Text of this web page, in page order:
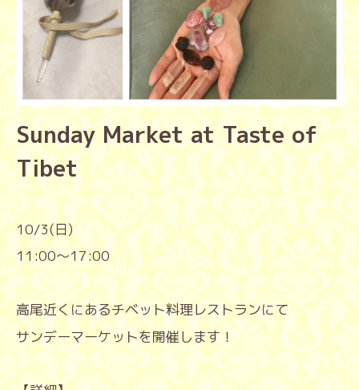
Sunday Market at Taste of
Tibet
10/3(日)
11:00〜17:00
高尾近くにあるチベット料理レストランにて
サンデーマーケットを開催します！